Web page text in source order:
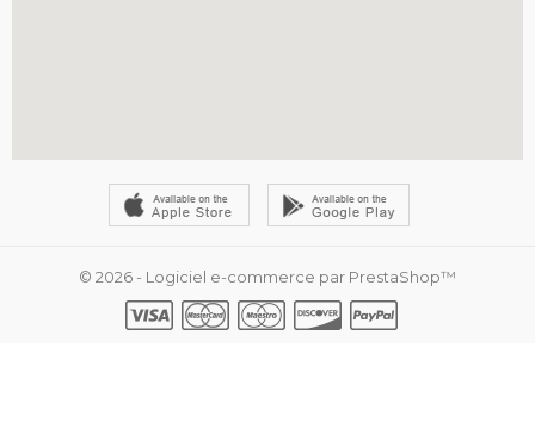
© 2026 - Logiciel e-commerce par PrestaShop™